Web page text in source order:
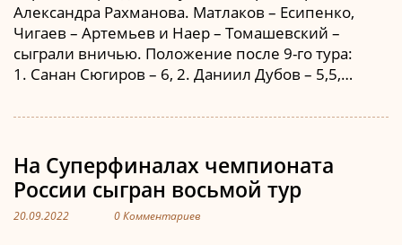
Александра Рахманова. Матлаков – Есипенко,
Чигаев – Артемьев и Наер – Томашевский –
сыграли вничью. Положение после 9-го тура:
1. Санан Сюгиров – 6, 2. Даниил Дубов – 5,5,…
На Суперфиналах чемпионата
России сыгран восьмой тур
20.09.2022 0 Комментариев